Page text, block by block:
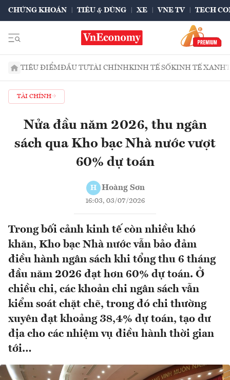
CHỨNG KHOÁN TIÊU & DÙNG XE VNE TV TECH
TIÊU ĐIỂMĐẦU TƯTÀI CHÍNHKINH TẾ SỐKINH TẾ XANH
TÀI CHÍNH
Nửa đầu năm 2026, thu ngân
sách qua Kho bạc Nhà nước vượt
60% dự toán
H Hoàng Sơn
16:03, 03/07/2026
Trong bối cảnh kinh tế còn nhiều khó
khăn, Kho bạc Nhà nước vẫn bảo đảm
điều hành ngân sách khi tổng thu 6 tháng
đầu năm 2026 đạt hơn 60% dự toán. Ở
chiều chi, các khoản chi ngân sách vẫn
kiểm soát chặt chẽ, trong đó chi thường
xuyên đạt khoảng 38,4% dự toán, tạo dư
địa cho các nhiệm vụ điều hành thời gian
tới…